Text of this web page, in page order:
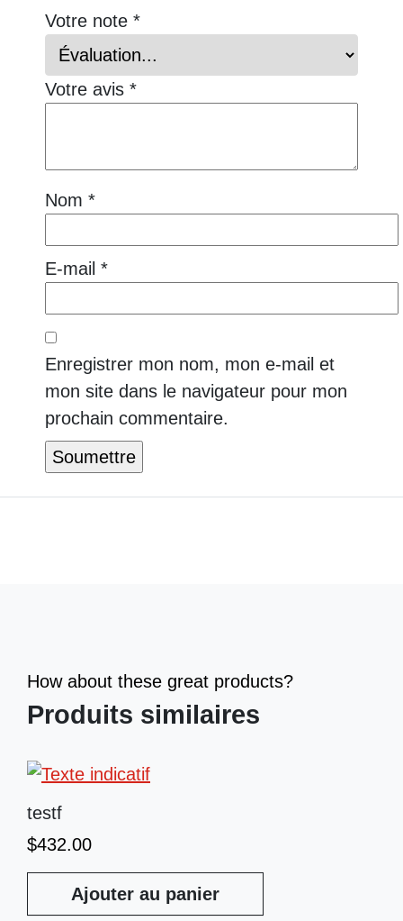
Votre note *
Votre avis *
Nom *
E-mail *
Enregistrer mon nom, mon e-mail et
mon site dans le navigateur pour mon
prochain commentaire.
How about these great products?
Produits similaires
testf
$432.00
Ajouter au panier